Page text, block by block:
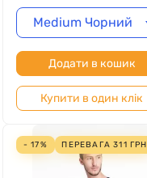
Medium Чорний
Додати в кошик
Купити в один клік
- 17% ПЕРЕВАГА311 ГРН